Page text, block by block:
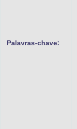
Palavras-chave: